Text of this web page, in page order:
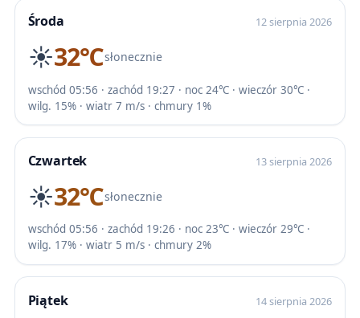
Środa 12 sierpnia 2026
☀️32℃słonecznie
wschód 05:56 · zachód 19:27 · noc 24℃ · wieczór 30℃ ·
wilg. 15% · wiatr 7 m/s · chmury 1%
Czwartek 13 sierpnia 2026
☀️32℃słonecznie
wschód 05:56 · zachód 19:26 · noc 23℃ · wieczór 29℃ ·
wilg. 17% · wiatr 5 m/s · chmury 2%
Piątek 14 sierpnia 2026